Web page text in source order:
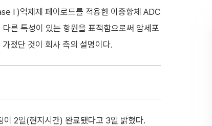
I )억제제 페이로드를 적용한 이중항체 ADC
른 특성이 있는 항원을 표적함으로써 암세포
졌단 것이 회사 측의 설명이다.
2일(현지시간) 완료됐다고 3일 밝혔다.